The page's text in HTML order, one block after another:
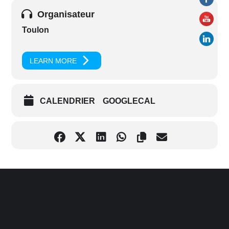
Organisateur
Toulon
LEARN MORE
CALENDRIER GOOGLECAL